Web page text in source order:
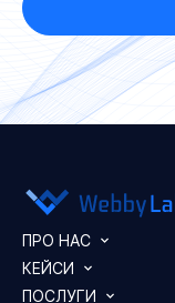
ПРО НАС
КЕЙСИ
ПОСЛУГИ